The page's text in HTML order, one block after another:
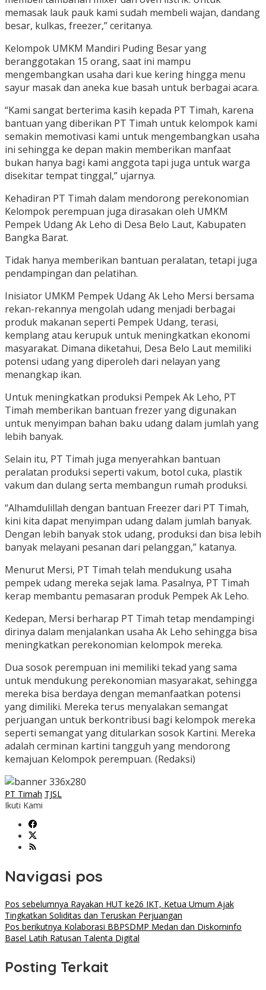
memasak lauk pauk kami sudah membeli wajan, dandang
besar, kulkas, freezer,” ceritanya.
Kelompok UMKM Mandiri Puding Besar yang
beranggotakan 15 orang, saat ini mampu
mengembangkan usaha dari kue kering hingga menu
sayur masak dan aneka kue basah untuk berbagai acara.
“Kami sangat berterima kasih kepada PT Timah, karena
bantuan yang diberikan PT Timah untuk kelompok kami
semakin memotivasi kami untuk mengembangkan usaha
ini sehingga ke depan makin memberikan manfaat
bukan hanya bagi kami anggota tapi juga untuk warga
disekitar tempat tinggal,” ujarnya.
Kehadiran PT Timah dalam mendorong perekonomian
Kelompok perempuan juga dirasakan oleh UMKM
Pempek Udang Ak Leho di Desa Belo Laut, Kabupaten
Bangka Barat.
Tidak hanya memberikan bantuan peralatan, tetapi juga
pendampingan dan pelatihan.
Inisiator UMKM Pempek Udang Ak Leho Mersi bersama
rekan-rekannya mengolah udang menjadi berbagai
produk makanan seperti Pempek Udang, terasi,
kemplang atau kerupuk untuk meningkatkan ekonomi
masyarakat. Dimana diketahui, Desa Belo Laut memiliki
potensi udang yang diperoleh dari nelayan yang
menangkap ikan.
Untuk meningkatkan produksi Pempek Ak Leho, PT
Timah memberikan bantuan frezer yang digunakan
untuk menyimpan bahan baku udang dalam jumlah yang
lebih banyak.
Selain itu, PT Timah juga menyerahkan bantuan
peralatan produksi seperti vakum, botol cuka, plastik
vakum dan dulang serta membangun rumah produksi.
“Alhamdulillah dengan bantuan Freezer dari PT Timah,
kini kita dapat menyimpan udang dalam jumlah banyak.
Dengan lebih banyak stok udang, produksi dan bisa lebih
banyak melayani pesanan dari pelanggan,” katanya.
Menurut Mersi, PT Timah telah mendukung usaha
pempek udang mereka sejak lama. Pasalnya, PT Timah
kerap membantu pemasaran produk Pempek Ak Leho.
Kedepan, Mersi berharap PT Timah tetap mendampingi
dirinya dalam menjalankan usaha Ak Leho sehingga bisa
meningkatkan perekonomian kelompok mereka.
Dua sosok perempuan ini memiliki tekad yang sama
untuk mendukung perekonomian masyarakat, sehingga
mereka bisa berdaya dengan memanfaatkan potensi
yang dimiliki. Mereka terus menyalakan semangat
perjuangan untuk berkontribusi bagi kelompok mereka
seperti semangat yang ditularkan sosok Kartini. Mereka
adalah cerminan kartini tangguh yang mendorong
kemajuan Kelompok perempuan. (Redaksi)
PT Timah TJSL
Ikuti Kami
Navigasi pos
Pos sebelumnya Rayakan HUT ke26 IKT, Ketua Umum Ajak
Tingkatkan Soliditas dan Teruskan Perjuangan
Pos berikutnya Kolaborasi BBPSDMP Medan dan Diskominfo
Basel Latih Ratusan Talenta Digital
Posting Terkait